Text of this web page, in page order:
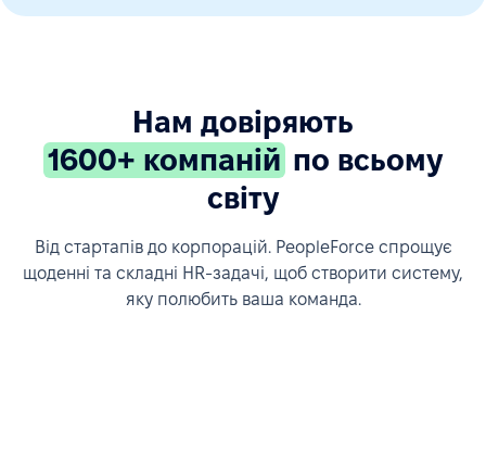
Нам довіряють
1600+ компаній по всьому
світу
Від стартапів до корпорацій. PeopleForce спрощує
щоденні та складні HR-задачі, щоб створити систему,
яку полюбить ваша команда.